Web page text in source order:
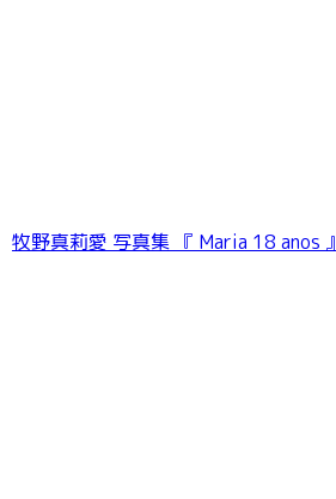
牧野真莉愛 写真集 『 Maria 18 anos 』